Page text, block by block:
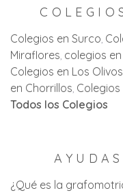
Colegios en Surco
Miraflores colegios
Colegios en Los Olivos
en Chorrillos
Todos los Colegios
¿Qué es la